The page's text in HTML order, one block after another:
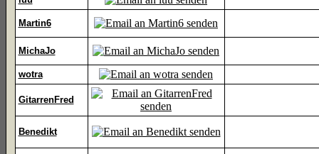
Martin6
MichaJo
wotra
GitarrenFred
Benedikt